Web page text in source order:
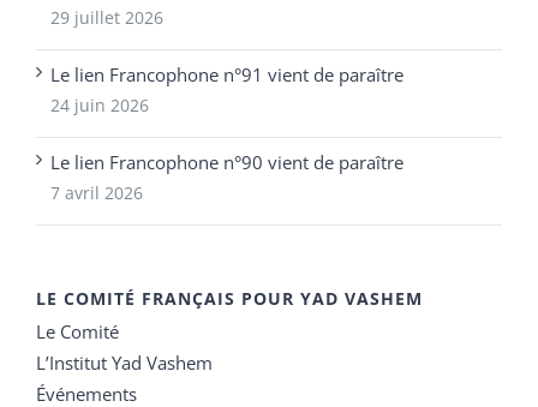
29 juillet 2026
Le lien Francophone n°91 vient de paraître
24 juin 2026
Le lien Francophone n°90 vient de paraître
7 avril 2026
LE COMITÉ FRANÇAIS POUR YAD VASHEM
Le Comité
L’Institut Yad Vashem
Événements